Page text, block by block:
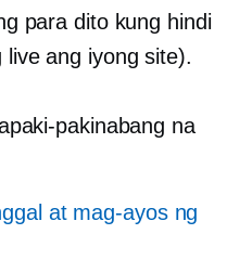
para dito kung hindi
ang iyong site).
pakinabang na
at mag-ayos ng